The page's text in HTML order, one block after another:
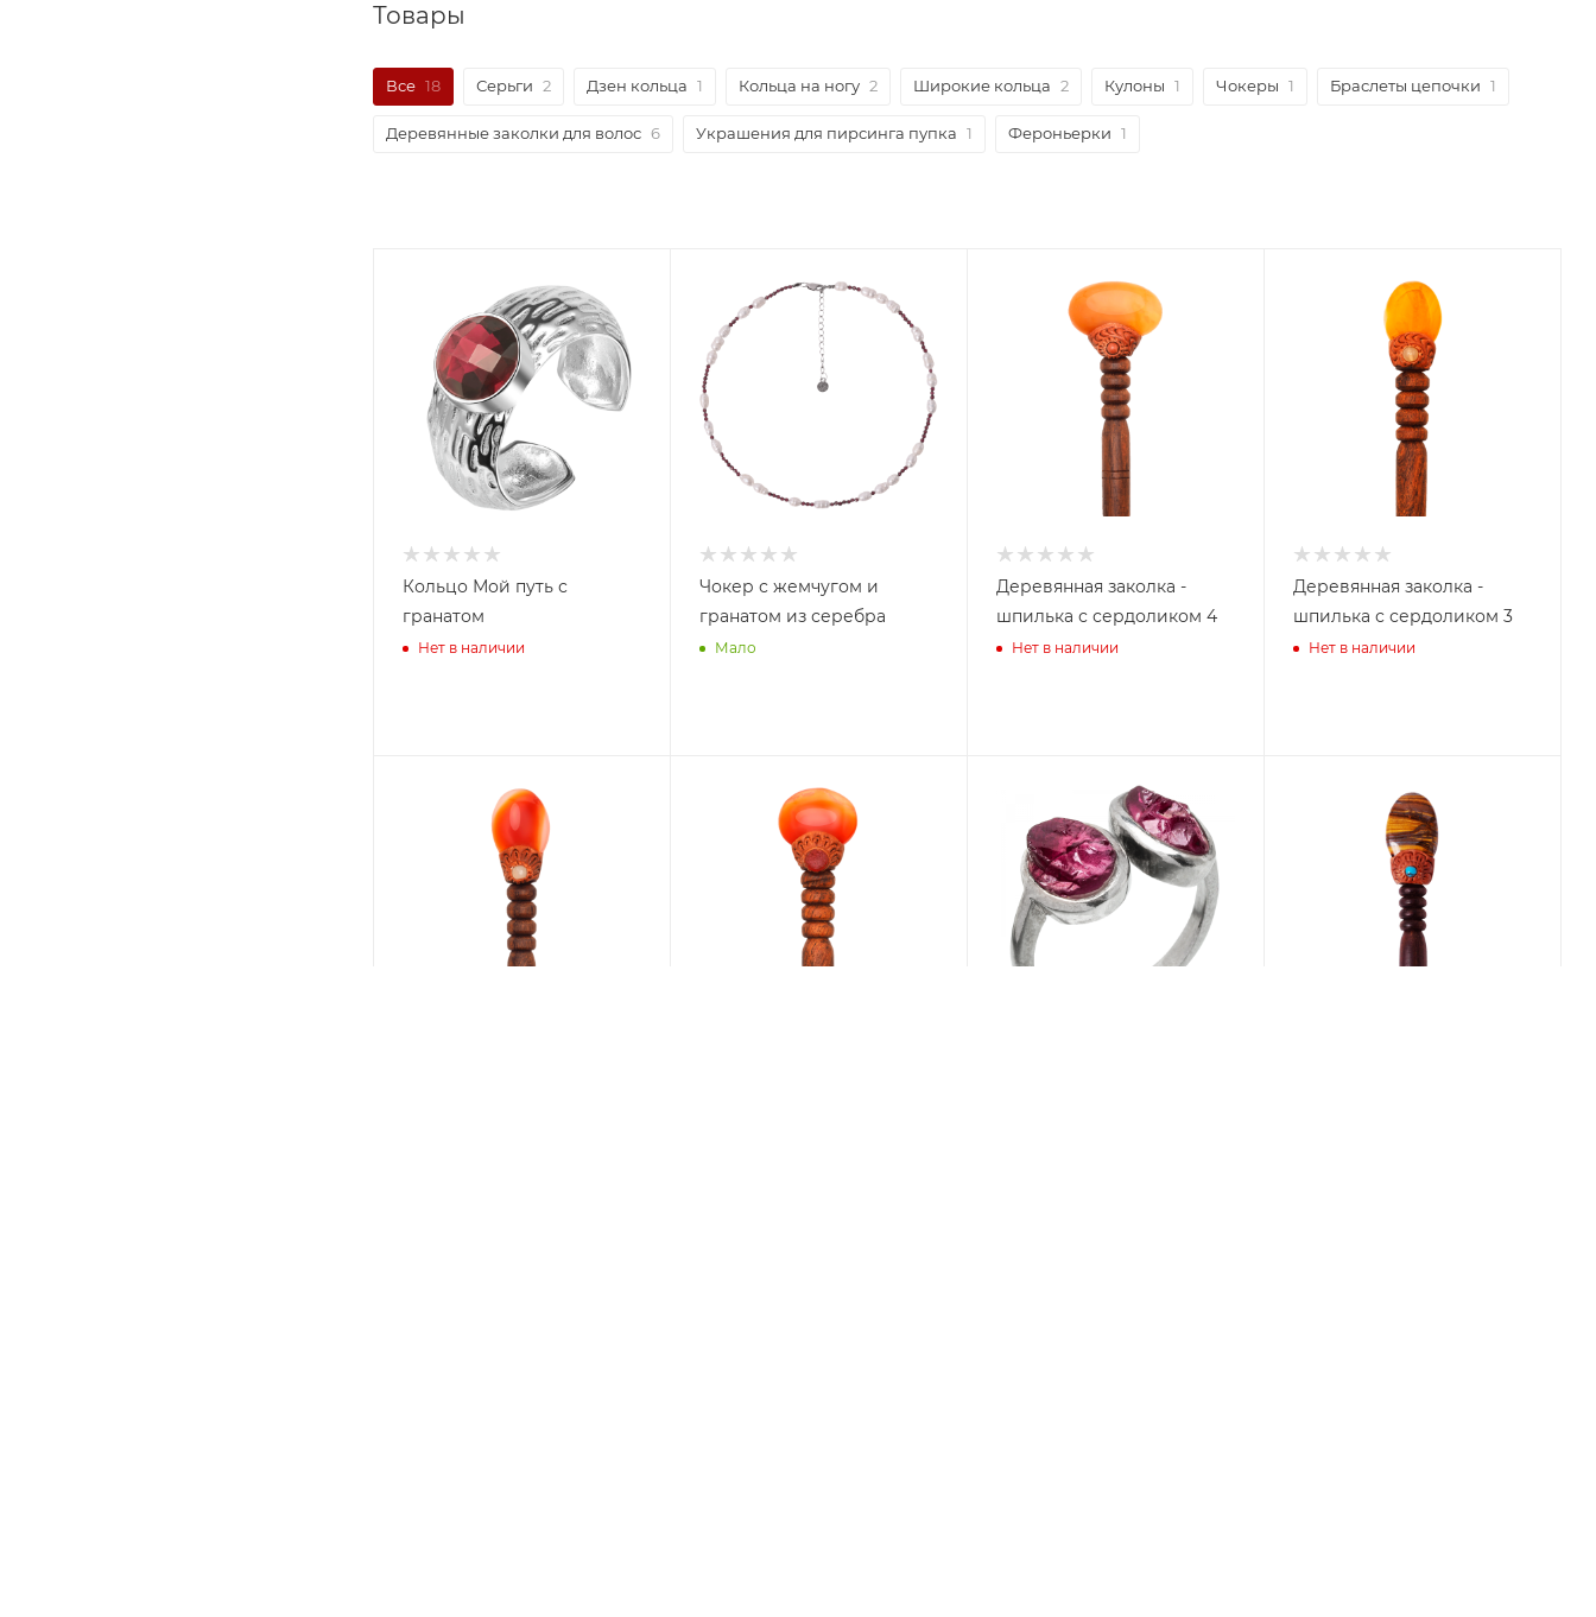
Товары
Все 18 Серьги 2 Дзен кольца 1 Кольца на ногу 2 Широкие кольца 2 Кулоны 1 Чокеры 1 Браслеты цепочки 1
Деревянные заколки для волос 6 Украшения для пирсинга пупка 1 Фероньерки 1
Кольцо Мой путь с
гранатом
Нет в наличии
Чокер с жемчугом и
гранатом из серебра
Мало
Деревянная заколка -
шпилька с сердоликом 4
Нет в наличии
Деревянная заколка -
шпилька с сердоликом 3
Нет в наличии